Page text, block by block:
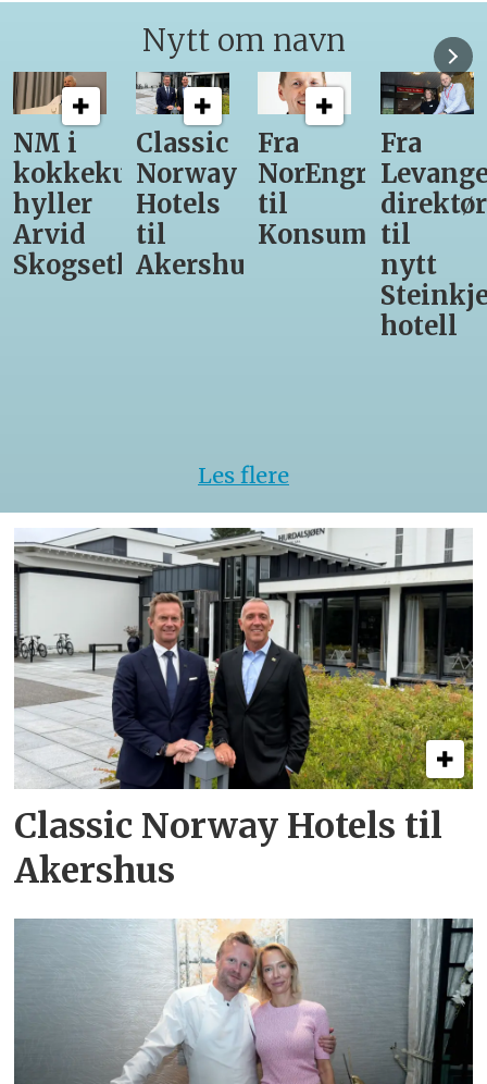
Nytt om navn
NM i
kokkekunst
hyller
Arvid
Skogseth
Classic
Norway
Hotels
til
Akershus
Fra
NorEngros
til
Konsumgruppen
Fra
direktør
til
nytt
hotell
Les flere
Classic Norway Hotels til
Akershus